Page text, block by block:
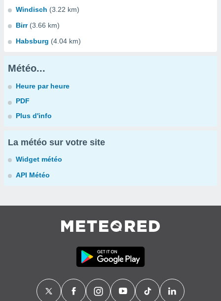
Windisch (3.22 km)
Birr (3.66 km)
Habsburg (4.04 km)
Météo...
Heure par heure
PDF
Plus d'info
La météo sur votre site
Widget météo
API Météo